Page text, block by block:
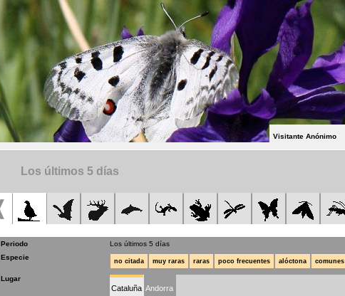
Visitante Anónimo
Los últimos 5 días
Periodo
Los últimos 5 días
Especie
no citada muy raras raras poco frecuentes alóctona comunes
Lugar
Cataluña Andorra